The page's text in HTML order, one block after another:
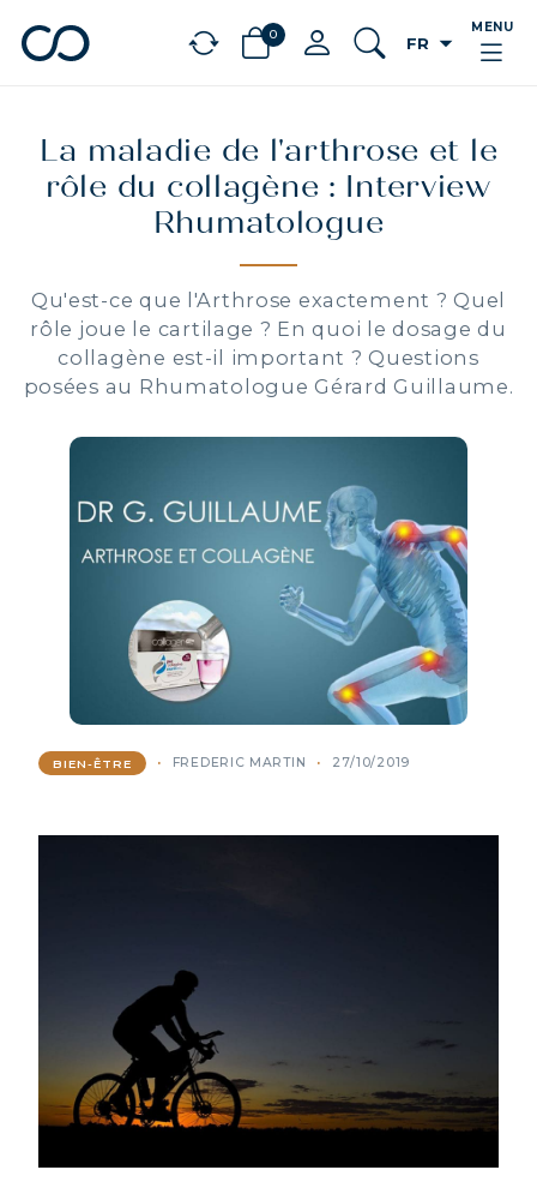
chevron_leftBÉNÉFICES
0 FR arrow_drop_down
MENU
La maladie de l'arthrose et le
rôle du collagène : Interview
Rhumatologue
Qu'est-ce que l'Arthrose exactement ? Quel
rôle joue le cartilage ? En quoi le dosage du
collagène est-il important ? Questions
posées au Rhumatologue Gérard Guillaume.
BIEN-ÊTRE FREDERIC MARTIN 27/10/2019